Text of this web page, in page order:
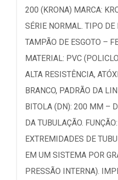
200 (KRONA) MARCA:
SÉRIE NORMAL. TIPO
TAMPÃO DE ESGOTO –
MATERIAL: PVC
ALTA RESISTÊNCIA,
BRANCO, PADRÃO DA
BITOLA (DN): 200 MM –
DA TUBULAÇÃO.
EXTREMIDADES DE
EM UM SISTEMA POR
PRESSÃO INTERNA).